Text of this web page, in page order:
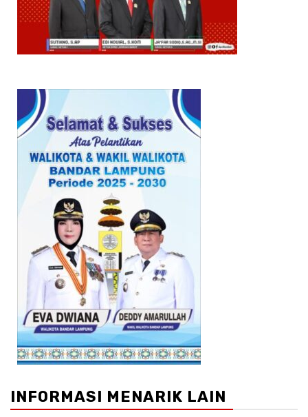
INFORMASI MENARIK LAIN